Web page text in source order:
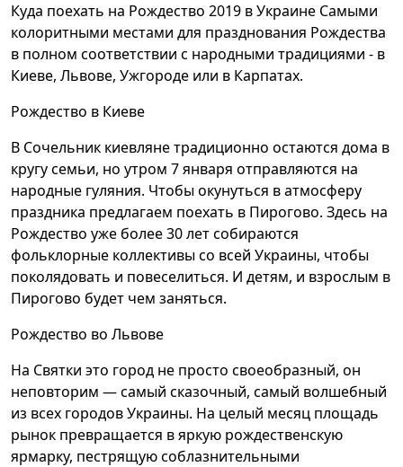
Куда поехать на Рождество 2019 в Украине Самыми
колоритными местами для празднования Рождества
в полном соответствии с народными традициями - в
Киеве, Львове, Ужгороде или в Карпатах.
Рождество в Киеве
В Сочельник киевляне традиционно остаются дома в
кругу семьи, но утром 7 января отправляются на
народные гуляния. Чтобы окунуться в атмосферу
праздника предлагаем поехать в Пирогово. Здесь на
Рождество уже более 30 лет собираются
фольклорные коллективы со всей Украины, чтобы
поколядовать и повеселиться. И детям, и взрослым в
Пирогово будет чем заняться.
Рождество во Львове
На Святки это город не просто своеобразный, он
неповторим — самый сказочный, самый волшебный
из всех городов Украины. На целый месяц площадь
рынок превращается в яркую рождественскую
ярмарку, пестрящую соблазнительными